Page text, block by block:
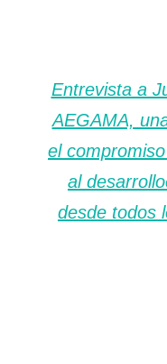
Entrevista a
AEGAMA,
el
al
desde todos